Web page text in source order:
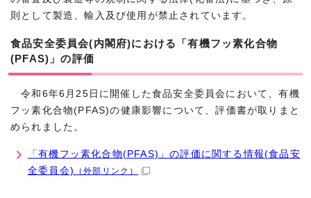
則として製造、輸入及び使用が禁止されています。
食品安全委員会(内閣府)における「有機フッ素化合物
(PFAS)」の評価
令和6年6月25日に開催した食品安全委員会において、有機
フッ素化合物(PFAS)の健康影響について、評価書が取りまと
められました。
「有機フッ素化合物(PFAS)」の評価に関する情報(食品安
全委員会)
（外部リンク）